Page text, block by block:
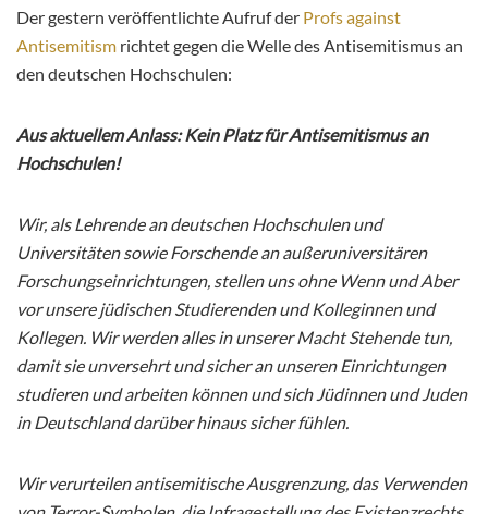
Der gestern veröffentlichte Aufruf der Profs against
Antisemitism richtet gegen die Welle des Antisemitismus an
den deutschen Hochschulen:
Aus aktuellem Anlass: Kein Platz für Antisemitismus an
Hochschulen!
Wir, als Lehrende an deutschen Hochschulen und
Universitäten sowie Forschende an außeruniversitären
Forschungseinrichtungen, stellen uns ohne Wenn und Aber
vor unsere jüdischen Studierenden und Kolleginnen und
Kollegen. Wir werden alles in unserer Macht Stehende tun,
damit sie unversehrt und sicher an unseren Einrichtungen
studieren und arbeiten können und sich Jüdinnen und Juden
in Deutschland darüber hinaus sicher fühlen.
Wir verurteilen antisemitische Ausgrenzung, das Verwenden